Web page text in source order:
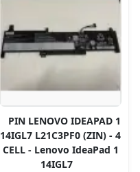
PIN LENOVO IDEAPAD 1
14IGL7 L21C3PF0 (ZIN) - 4
CELL - Lenovo IdeaPad 1
14IGL7